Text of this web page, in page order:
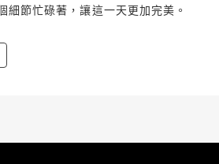
細節忙碌著，讓這一天更加完美。